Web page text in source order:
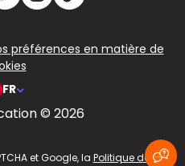
préférences en matière de
FR
© 2026
et Google, la Politique de